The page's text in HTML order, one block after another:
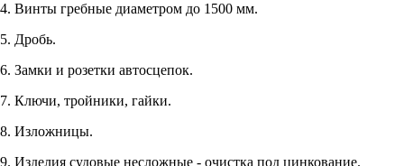
4. Винты гребные диаметром до 1500 мм.
5. Дробь.
6. Замки и розетки автосцепок.
7. Ключи, тройники, гайки.
8. Изложницы.
9. Изделия судовые несложные - очистка под цинкование.